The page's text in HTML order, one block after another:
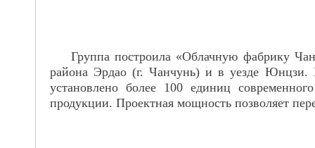
Группа построила «Облачную фабрику
района Эрдао (г. Чанчунь) и в уезде
установлено более 100 единиц
продукции. Проектная мощность позволяет